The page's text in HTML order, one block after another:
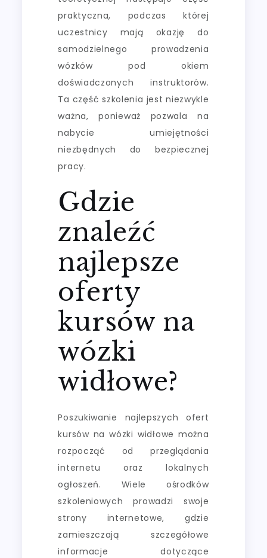
praktyczna, podczas której
uczestnicy mają okazję do
samodzielnego prowadzenia
wózków pod okiem
doświadczonych instruktorów.
Ta część szkolenia jest niezwykle
ważna, ponieważ pozwala na
nabycie umiejętności
niezbędnych do bezpiecznej
pracy.
Gdzie
znaleźć
najlepsze
oferty
kursów na
wózki
widłowe?
Poszukiwanie najlepszych ofert
kursów na wózki widłowe można
rozpocząć od przeglądania
internetu oraz lokalnych
ogłoszeń. Wiele ośrodków
szkoleniowych prowadzi swoje
strony internetowe, gdzie
zamieszczają szczegółowe
informacje dotyczące